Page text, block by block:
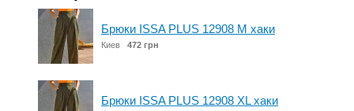
Брюки ISSA PLUS 12908 M хаки
Киев 472 грн
Брюки ISSA PLUS 12908 XL хаки